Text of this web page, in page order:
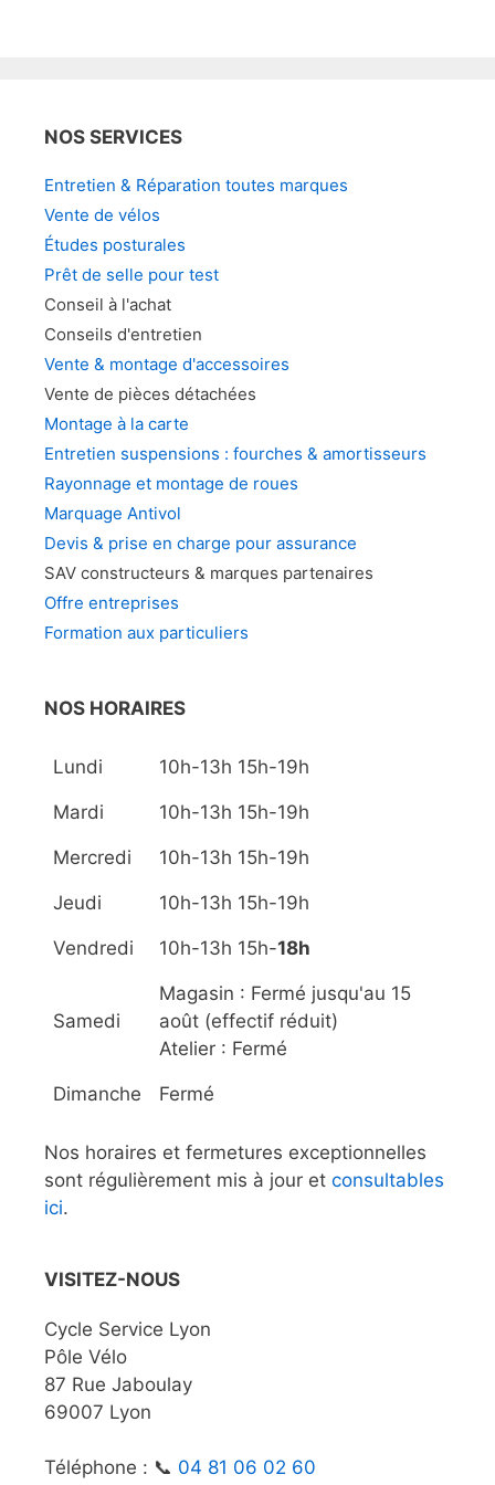
page
NOS SERVICES
Entretien & Réparation toutes marques
Vente de vélos
Études posturales
Prêt de selle pour test
Conseil à l'achat
Conseils d'entretien
Vente & montage d'accessoires
Vente de pièces détachées
Montage à la carte
Entretien suspensions : fourches & amortisseurs
Rayonnage et montage de roues
Marquage Antivol
Devis & prise en charge pour assurance
SAV constructeurs & marques partenaires
Offre entreprises
Formation aux particuliers
NOS HORAIRES
Lundi 10h-13h 15h-19h
Mardi 10h-13h 15h-19h
Mercredi 10h-13h 15h-19h
Jeudi 10h-13h 15h-19h
Vendredi 10h-13h 15h-18h
Samedi
Magasin : Fermé jusqu'au 15
août (effectif réduit)
Atelier : Fermé
Dimanche Fermé
Nos horaires et fermetures exceptionnelles
sont régulièrement mis à jour et consultables
ici.
VISITEZ-NOUS
Cycle Service Lyon
Pôle Vélo
87 Rue Jaboulay
69007 Lyon
Téléphone : 📞 04 81 06 02 60